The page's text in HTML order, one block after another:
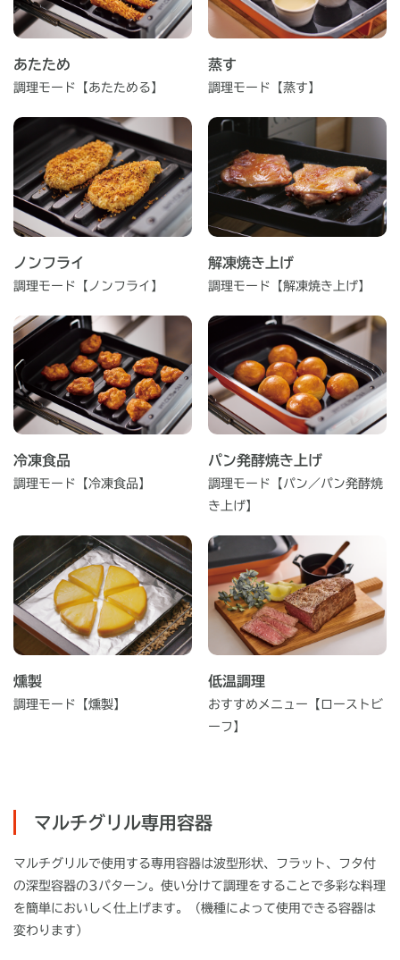
あたため
調理モード【あたためる】
蒸す
調理モード【蒸す】
ノンフライ
調理モード【ノンフライ】
解凍焼き上げ
調理モード【解凍焼き上げ】
冷凍食品
調理モード【冷凍食品】
パン発酵焼き上げ
調理モード【パン／パン発酵焼
き上げ】
燻製
調理モード【燻製】
低温調理
おすすめメニュー【ローストビ
ーフ】
マルチグリル専用容器
マルチグリルで使用する専用容器は波型形状、フラット、フタ付
の深型容器の3パターン。使い分けて調理をすることで多彩な料理
を簡単においしく仕上げます。（機種によって使用できる容器は
変わります）